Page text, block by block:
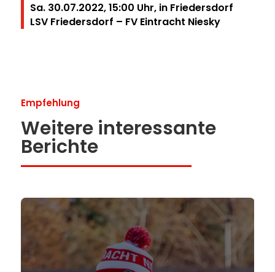
Sa. 30.07.2022, 15:00 Uhr, in Friedersdorf
LSV Friedersdorf – FV Eintracht Niesky
Empfehlung
Weitere interessante
Berichte